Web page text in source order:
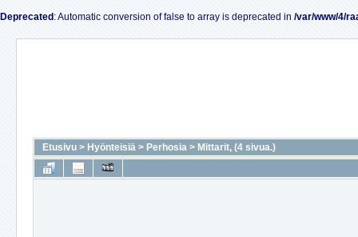
Deprecated : Automatic conversion of false to array is deprecated in /var/www/4/
Etusivu > Hyönteisiä > Perhosia > Mittarit, (4 sivua.)